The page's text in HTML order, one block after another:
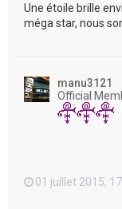
Une étoile brille
méga star, nous
manu3121
Official
01 juillet 2015,